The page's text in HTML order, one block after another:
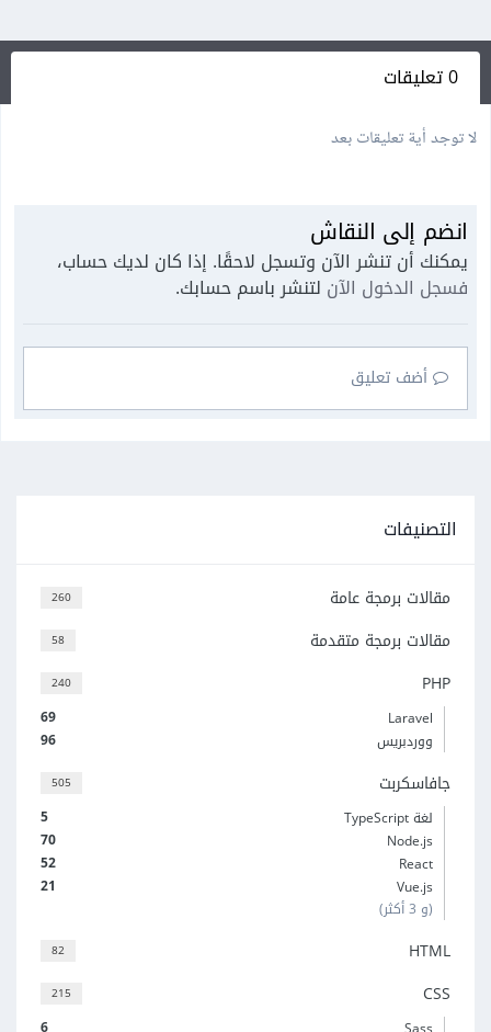
0 تعليقات
لا توجد أية تعليقات بعد
انضم إلى النقاش
يمكنك أن تنشر الآن وتسجل لاحقًا. إذا كان لديك حساب،
فسجل الدخول الآن لتنشر باسم حسابك.
أضف تعليق
التصنيفات
260 مقالات برمجة عامة
58 مقالات برمجة متقدمة
240 PHP
69
Laravel
96
ووردبريس
505 جافاسكربت
5
لغة TypeScript
70
Node.js
52
React
21
Vue.js
(و 3 أكثر)
82 HTML
215 CSS